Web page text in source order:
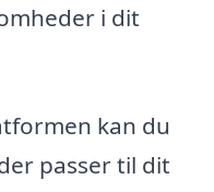
i dit
kan du
passer til dit